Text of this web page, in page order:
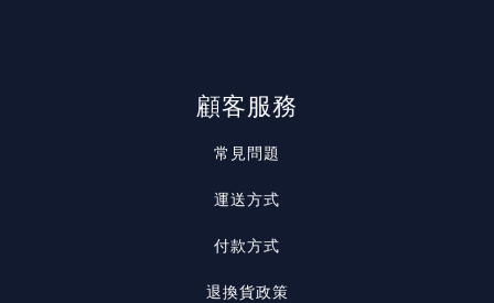
顧客服務
常見問題
運送方式
付款方式
退換貨政策